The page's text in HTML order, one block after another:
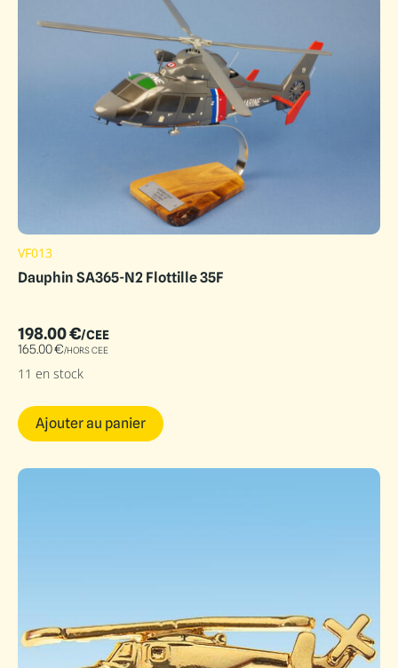
VF013
Dauphin SA365-N2 Flottille 35F
198.00€/CEE
165.00€/HORS CEE
11 en stock
Ajouter au panier